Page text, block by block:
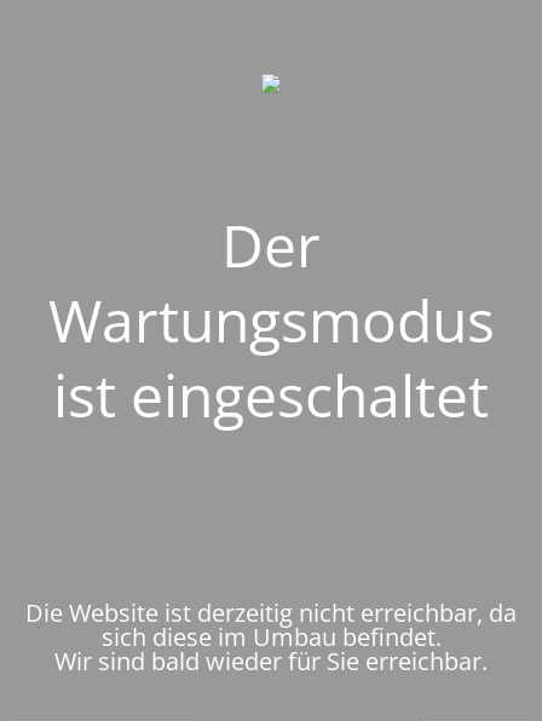
Der
Wartungsmodus
ist eingeschaltet
Die Website ist derzeitig nicht erreichbar, da
sich diese im Umbau befindet.
Wir sind bald wieder für Sie erreichbar.